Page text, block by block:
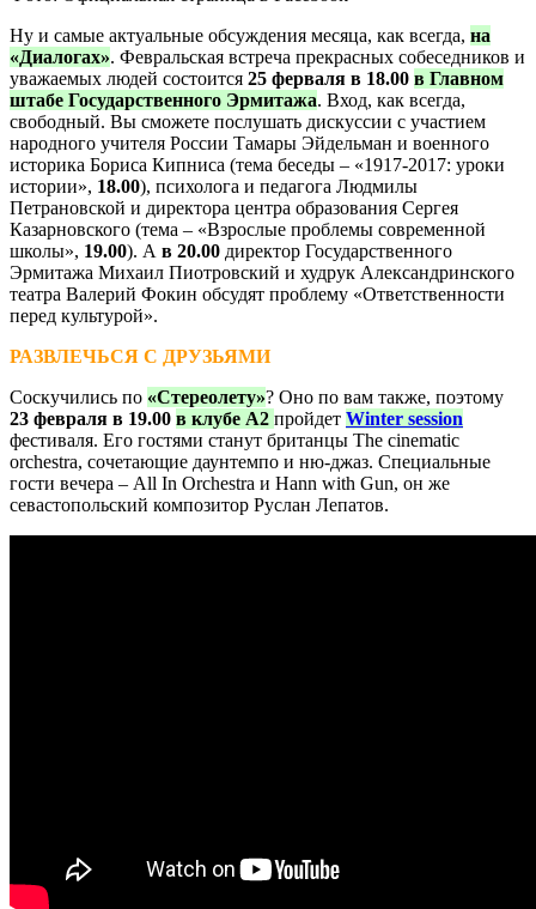
Ну и самые актуальные обсуждения месяца, как всегда, на
«Диалогах». Февральская встреча прекрасных собеседников и
уважаемых людей состоится 25 ферваля в 18.00 в Главном
штабе Государственного Эрмитажа. Вход, как всегда,
свободный. Вы сможете послушать дискуссии с участием
народного учителя России Тамары Эйдельман и военного
историка Бориса Кипниса (тема беседы – «1917-2017: уроки
истории», 18.00), психолога и педагога Людмилы
Петрановской и директора центра образования Сергея
Казарновского (тема – «Взрослые проблемы современной
школы», 19.00). А в 20.00 директор Государственного
Эрмитажа Михаил Пиотровский и худрук Александринского
театра Валерий Фокин обсудят проблему «Ответственности
перед культурой».
РАЗВЛЕЧЬСЯ С ДРУЗЬЯМИ
Соскучились по «Стереолету»? Оно по вам также, поэтому
23 февраля в 19.00 в клубе А2 пройдет Winter session
фестиваля. Его гостями станут британцы The cinematic
orchestra, сочетающие даунтемпо и ню-джаз. Специальные
гости вечера – All In Orchestra и Hann with Gun, он же
севастопольский композитор Руслан Лепатов.